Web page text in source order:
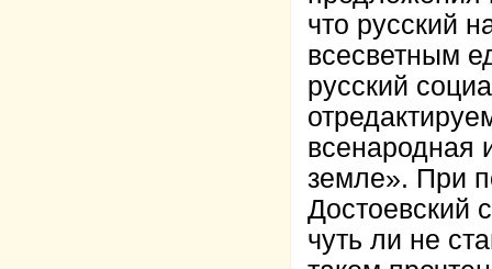
что русский
всесветным
русский
всенародная
земле». При
Достоевский
чуть ли не